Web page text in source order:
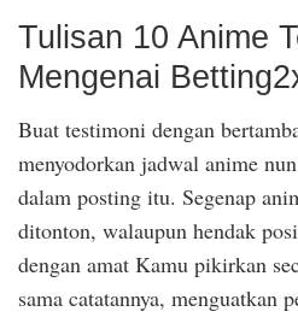
Tulisan 10 Anime
Mengenai
Buat testimoni dengan
menyodorkan jadwal anime
dalam posting itu. Segenap
ditonton, walaupun hendak
dengan amat Kamu pikirkan
sama catatannya, menguatkan